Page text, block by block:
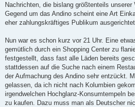
Nachrichten, die bislang größtenteils unserer
Gegend um das Andino scheint eine Art
eher zahlungskräftiges Publikum
Nun war es schon kurz vor 21 Uhr. Eine
gemütlich durch ein Shopping Center zu
festgestellt, dass fast alle Läden bereits
stattdessen auf die Suche nach einem
der Aufmachung des Andino sehr entzückt.
gelassen, da ich nicht nach Kolumbien
irgendwelchen Hochglanz-Konsumtempeln
zu kaufen. Dazu muss man als Deutscher